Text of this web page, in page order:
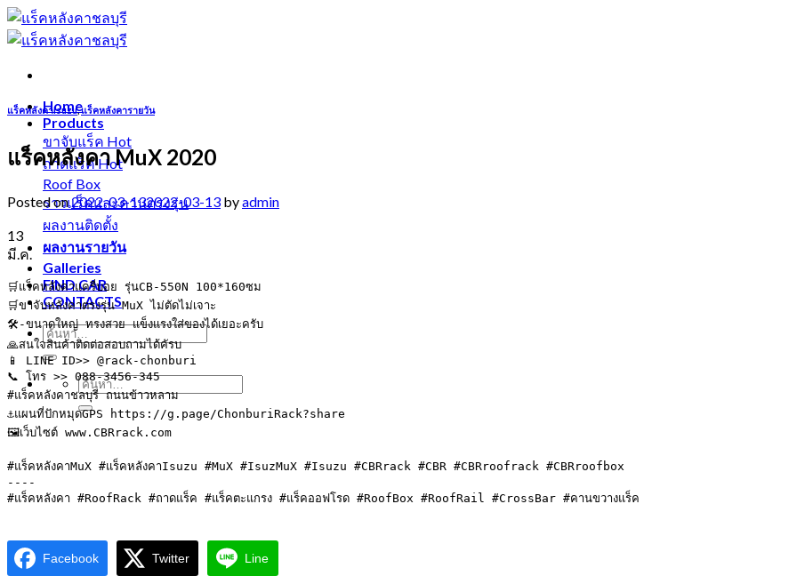
Skip
to
content
Home
Products
ขาจับแร็ค
ถาดแร็ค
Roof Box
ราวแร็คและคานตรงรุ่น
ผลงานติดตั้ง
ผลงานรายวัน
Galleries
FIND CAR
CONTACTS
แร็คหลังคาIsuzu,แร็คหลังคารายวัน
แร็คหลังคา MuX 2020
Posted on2022-03-132022-03-13 byadmin
13
มี.ค.
🛒แร็คหลังคาแครี่บอย รุ่นCB-550N 100*160ซม
🛒ขาจับหลังคาตรงรุ่น MuX ไม่ตัดไม่เจาะ
🛠-ขนาดใหญ่ ทรงสวย แข็งแรงใส่ของได้เยอะครับ
🙏สนใจสินค้าติดต่อสอบถามได้คัรบ
📱 LINE ID>> @rack-chonburi
📞 โทร >> 088-3456-345
#แร็คหลังคาชลบุรี ถนนข้าวหลาม
⚓️แผนที่ปักหมุดGPS https://g.page/ChonburiRack?share
🖼เว็บไซต์ www.CBRrack.com
#แร็คหลังคาMuX #แร็คหลังคาIsuzu #MuX #IsuzMuX #Isuzu #CBRrack #CBR #CBRroofrack #CBRroofbox
----
#แร็คหลังคา #RoofRack #ถาดแร็ค #แร็คตะแกรง #แร็คออฟโรด #RoofBox #RoofRail #CrossBar #คานขวางแร็ค
Facebook Twitter Line